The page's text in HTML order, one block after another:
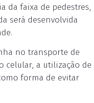
da faixa de pedestres,
será desenvolvida
no transporte de
celular, a utilização de
forma de evitar